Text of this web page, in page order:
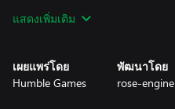
Classic survival horror gameplay
challenging riddles.
แสดงเพิ่มเติม
เผยแพร่โดย
Humble Games
พัฒนาโดย
rose-engine